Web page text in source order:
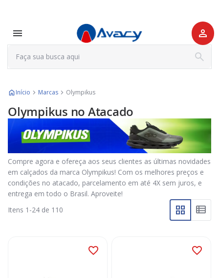
Início Marcas Olympikus
Olympikus no Atacado
Compre agora e ofereça aos seus clientes as últimas novidades
em calçados da marca Olympikus! Com os melhores preços e
condições no atacado, parcelamento em até 4X sem juros, e
entrega em todo o Brasil. Aproveite!
Itens 1 -24 de 110